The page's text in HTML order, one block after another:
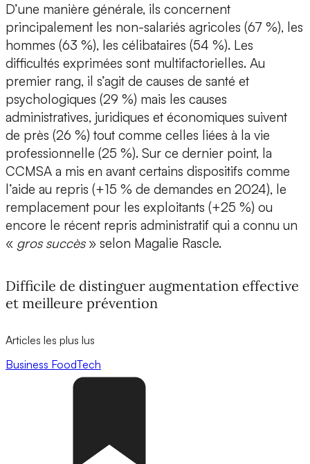
D’une manière générale, ils concernent
principalement les non-salariés agricoles (67 %), les
hommes (63 %), les célibataires (54 %). Les
difficultés exprimées sont multifactorielles. Au
premier rang, il s’agit de causes de santé et
psychologiques (29 %) mais les causes
administratives, juridiques et économiques suivent
de près (26 %) tout comme celles liées à la vie
professionnelle (25 %). Sur ce dernier point, la
CCMSA a mis en avant certains dispositifs comme
l’aide au repris (+15 % de demandes en 2024), le
remplacement pour les exploitants (+25 %) ou
encore le récent repris administratif qui a connu un
« gros succès» selon Magalie Rascle.
Difficile de distinguer augmentation effective
et meilleure prévention
Articles les plus lus
Business FoodTech